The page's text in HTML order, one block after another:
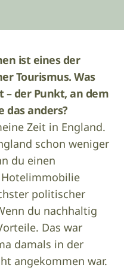
ist eines der
Tourismus. Was
– der Punkt, an dem
das anders?
Zeit in England.
schon weniger
du einen
Hotelimmobilie
politischer
du nachhaltig
Das war
damals in der
angekommen war.